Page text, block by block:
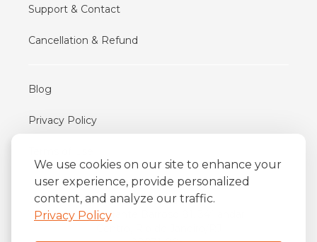
We use cookies on our site to enhance your
user experience, provide personalized
content, and analyze our traffic.
Privacy Policy
Support & Contact
Cancellation & Refund
Blog
Privacy Policy
iFriend
Av. Almirante Barroso 81, 34